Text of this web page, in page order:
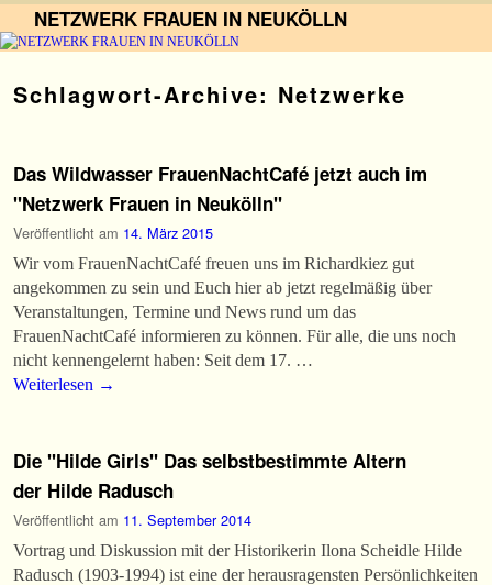
NETZWERK FRAUEN IN NEUKÖLLN
Schlagwort-Archive: Netzwerke
Das Wildwasser FrauenNachtCafé jetzt auch im
"Netzwerk Frauen in Neukölln"
Veröffentlicht am 14. März 2015
Wir vom FrauenNachtCafé freuen uns im Richardkiez gut
angekommen zu sein und Euch hier ab jetzt regelmäßig über
Veranstaltungen, Termine und News rund um das
FrauenNachtCafé informieren zu können. Für alle, die uns noch
nicht kennengelernt haben: Seit dem 17. …
Weiterlesen →
Die "Hilde Girls" Das selbstbestimmte Altern
der Hilde Radusch
Veröffentlicht am 11. September 2014
Vortrag und Diskussion mit der Historikerin Ilona Scheidle Hilde
Radusch (1903-1994) ist eine der herausragensten Persönlichkeiten